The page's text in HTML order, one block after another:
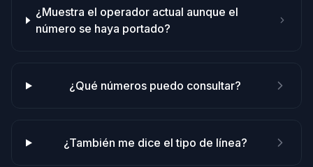
¿Muestra el operador actual aunque el
número se haya portado?
¿Qué números puedo consultar?
¿También me dice el tipo de línea?